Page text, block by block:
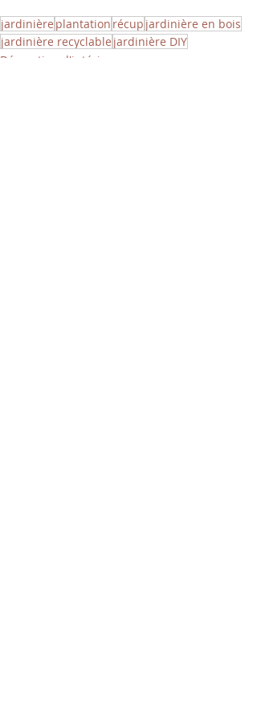
jardinière plantation récup jardinière en bois
jardinière recyclable jardinière DIY
Décoration d'intérieur